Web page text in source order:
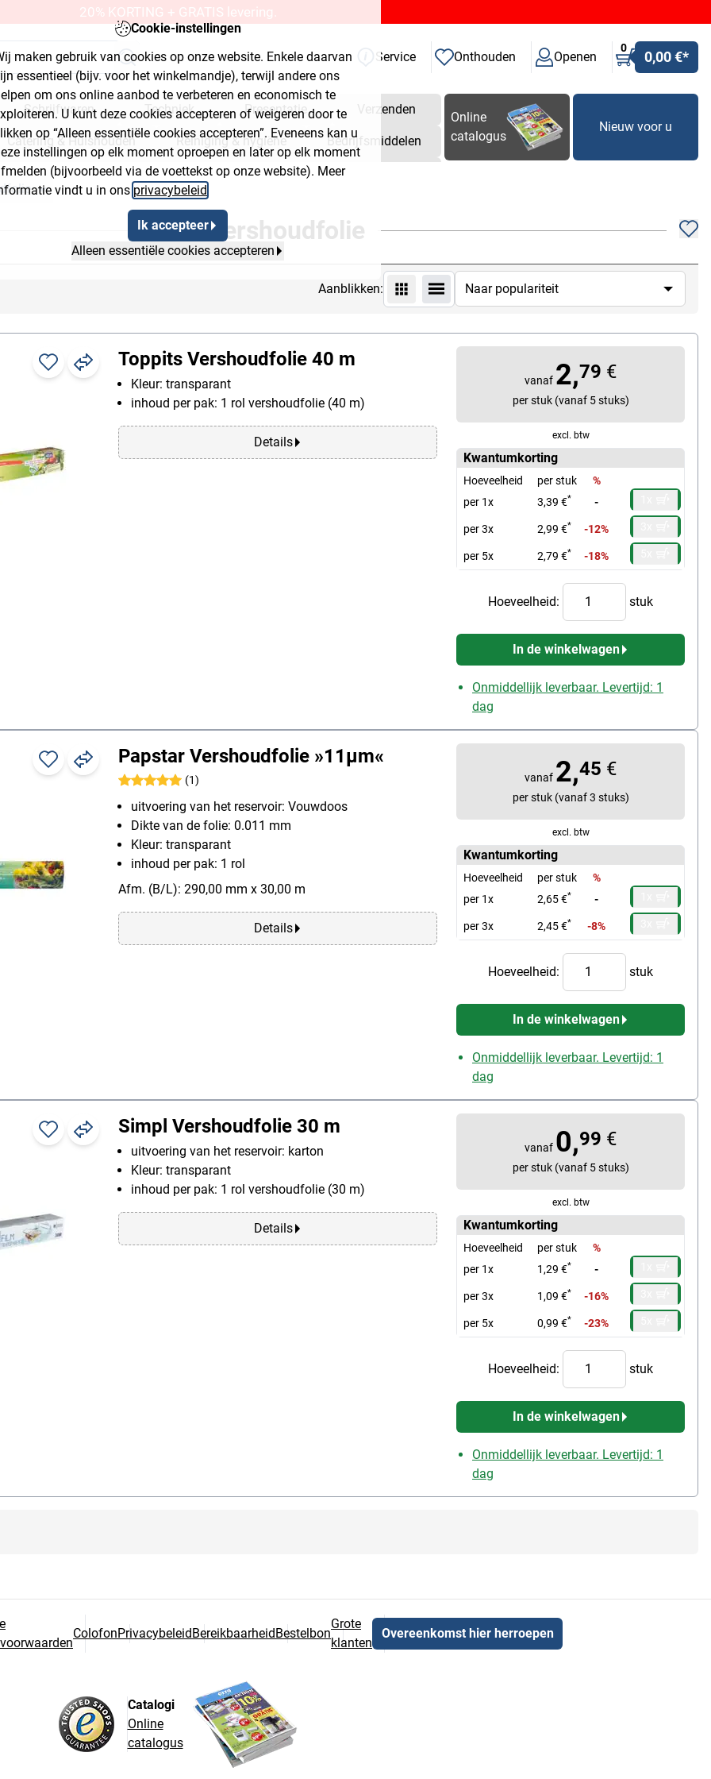
Cookie-instellingen
maken gebruik van cookies op onze website. Enkele daarvan
essentieel (bijv. voor het winkelmandje), terwijl andere ons
om ons online aanbod te verbeteren en economisch te
U kunt deze cookies accepteren of weigeren door te
op “Alleen essentiële cookies accepteren”. Eveneens kan u
instellingen op elk moment oproepen en later op elk moment
(bijvoorbeeld via de voettekst op onze website). Meer
vindt u in ons privacybeleid
Ik accepteer
Alleen essentiële cookies accepteren
20% KORTING + GRATIS levering.
Service Onthouden Openen
0
0,00 €*
Schrijfwaren Techniek Presentatie Verzenden
Catering & Huishouden Reiniging & hygiëne Bedrijfsmiddelen
& bouwmarkt
Online
catalogus
Nieuw voor u
Button 2
Breadcrumb Flyout Button 3
Vershoudfolie
Aanblikken:
Toppits Vershoudfolie 40 m
Kleur: transparant
inhoud per pak: 1 rol vershoudfolie (40 m)
Details
vanaf 2,79 €
per stuk (vanaf 5 stuks)
excl. btw
Kwantumkorting
Hoeveelheid per stuk
%
per 1x
3,39 €* -
per 3x 2,99 €* -12%
per 5x 2,79 €* -18%
Hoeveelheid: stuk
In de winkelwagen
Onmiddellijk leverbaar. Levertijd: 1
dag
Papstar Vershoudfolie »11µm«
(1)
uitvoering van het reservoir: Vouwdoos
Dikte van de folie: 0.011 mm
Kleur: transparant
inhoud per pak: 1 rol
Afm. (B/L): 290,00 mm x 30,00 m
Details
vanaf 2,45 €
per stuk (vanaf 3 stuks)
excl. btw
Kwantumkorting
Hoeveelheid per stuk
%
per 1x
2,65 €* -
per 3x 2,45 €* -8%
Hoeveelheid: stuk
In de winkelwagen
Onmiddellijk leverbaar. Levertijd: 1
dag
Simpl Vershoudfolie 30 m
uitvoering van het reservoir: karton
Kleur: transparant
inhoud per pak: 1 rol vershoudfolie (30 m)
Details
vanaf 0,99 €
per stuk (vanaf 5 stuks)
excl. btw
Kwantumkorting
Hoeveelheid per stuk
%
per 1x
1,29 €* -
per 3x 1,09 €* -16%
per 5x 0,99 €* -23%
Hoeveelheid: stuk
In de winkelwagen
Onmiddellijk leverbaar. Levertijd: 1
dag
ColofonPrivacybeleidBereikbaarheidBestelbon
Grote
klanten
Overeenkomst hier herroepen
Catalogi
Online
catalogus